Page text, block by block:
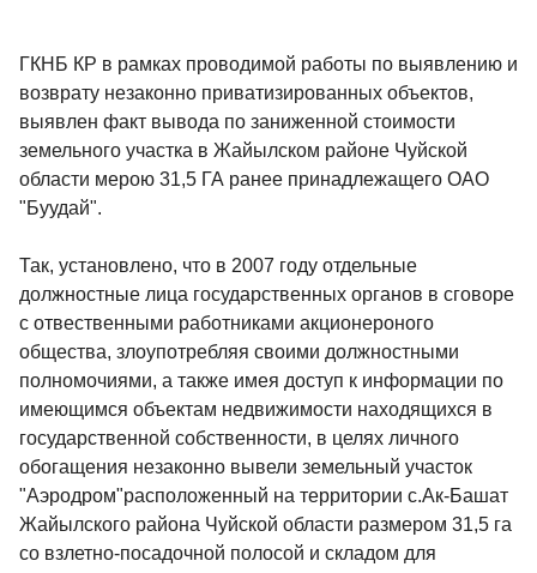
ГКНБ КР в рамках проводимой работы по выявлению и
возврату незаконно приватизированных объектов,
выявлен факт вывода по заниженной стоимости
земельного участка в Жайылском районе Чуйской
области мерою 31,5 ГА ранее принадлежащего ОАО
"Буудай".
Так, установлено, что в 2007 году отдельные
должностные лица государственных органов в сговоре
с отвественными работниками акционероного
общества, злоупотребляя своими должностными
полномочиями, а также имея доступ к информации по
имеющимся объектам недвижимости находящихся в
государственной собственности, в целях личного
обогащения незаконно вывели земельный участок
"Аэродром"расположенный на территории с.Ак-Башат
Жайылского района Чуйской области размером 31,5 га
со взлетно-посадочной полосой и складом для